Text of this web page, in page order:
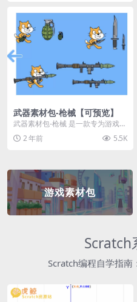
武器素材包-枪械【可预览】
武器素材包-枪械 是一款专为游戏开
发者和创作者设计的素材包，包含
多种高质量的枪械...
2 年前 5.5K
游戏素材包
Scratch
Scratch编程自学指南